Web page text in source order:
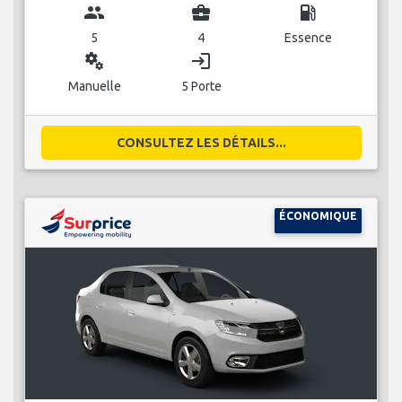
group
5
business_center
4
local_gas_station
Essence
miscellaneous_services
Manuelle
login
5 Porte
CONSULTEZ LES DÉTAILS...
ÉCONOMIQUE